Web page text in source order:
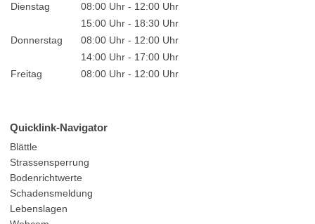
Dienstag
08:00 Uhr - 12:00 Uhr
15:00 Uhr - 18:30 Uhr
Donnerstag
08:00 Uhr - 12:00 Uhr
14:00 Uhr - 17:00 Uhr
Freitag
08:00 Uhr - 12:00 Uhr
Quicklink-Navigator
Blättle
Strassensperrung
Bodenrichtwerte
Schadensmeldung
Lebenslagen